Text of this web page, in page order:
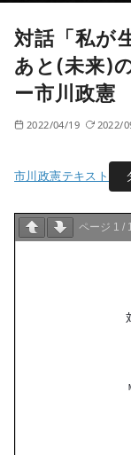
対話「私が
あと(未来)
ー市川政憲
2022/04/19 2022/
市川政憲テキスト
ページ 1 /